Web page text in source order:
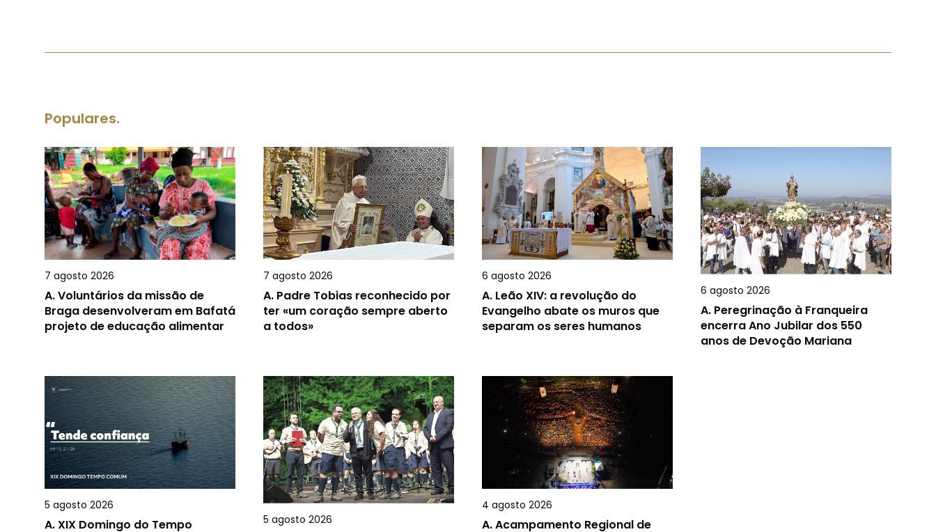
Populares.
7 agosto 2026
A.Voluntários da missão de
Braga desenvolveram em Bafatá
projeto de educação alimentar
7 agosto 2026
A. Padre Tobias reconhecido por
ter «um coração sempre aberto
a todos»
6 agosto 2026
A. Leão XIV: a revolução do
Evangelho abate os muros que
separam os seres humanos
6 agosto 2026
A. Peregrinação à Franqueira
encerra Ano Jubilar dos 550
anos de Devoção Mariana
5 agosto 2026
A.XIX Domingo do Tempo
5 agosto 2026
4 agosto 2026
A.Acampamento Regional de